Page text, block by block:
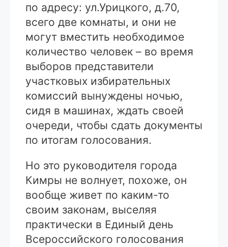
по адресу: ул.Урицкого, д.70,
всего две комнаты, и они не
могут вместить необходимое
количество человек – во время
выборов представители
участковых избирательных
комиссий вынуждены ночью,
сидя в машинах, ждать своей
очереди, чтобы сдать документы
по итогам голосования.
Но это руководителя города
Кимры не волнует, похоже, он
вообще живет по каким-то
своим законам, выселяя
практически в Единый день
Всероссийского голосования